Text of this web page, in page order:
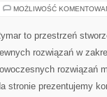
MOŻLIWOŚĆ
to przestrzeń
rozwiązań w
rozwiązań
stronie prezentujemy